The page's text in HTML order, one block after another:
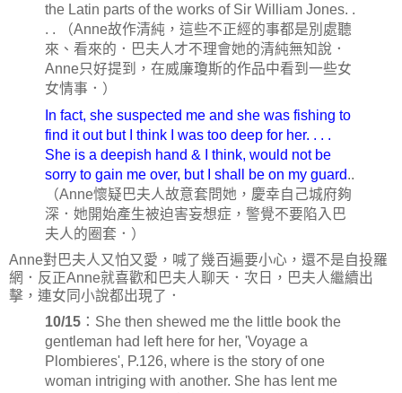
the Latin parts of the works of Sir William Jones. .
. . （Anne故作清純，這些不正經的事都是別處聽
來、看來的．巴夫人才不理會她的清純無知說．
Anne只好提到，在威廉瓊斯的作品中看到一些女
女情事．）
In fact, she suspected me and she was fishing to
find it out but I think I was too deep for her. . . .
She is a deepish hand & I think, would not be
sorry to gain me over, but I shall be on my guard..
（Anne懷疑巴夫人故意套問她，慶幸自己城府夠
深．她開始產生被迫害妄想症，警覺不要陷入巴
夫人的圈套．）
Anne對巴夫人又怕又愛，喊了幾百遍要小心，還不是自投羅
網．反正Anne就喜歡和巴夫人聊天．次日，巴夫人繼續出
擊，連女同小說都出現了．
10/15：She then shewed me the little book the
gentleman had left here for her, 'Voyage a
Plombieres', P.126, where is the story of one
woman intriging with another. She has lent me